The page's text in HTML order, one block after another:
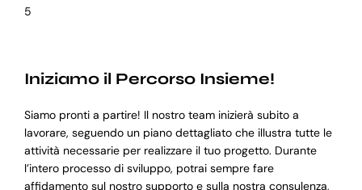
5
Iniziamo il Percorso Insieme!
Siamo pronti a partire! Il nostro team inizierà subito a
lavorare, seguendo un piano dettagliato che illustra tutte le
attività necessarie per realizzare il tuo progetto. Durante
l’intero processo di sviluppo, potrai sempre fare
affidamento sul nostro supporto e sulla nostra consulenza,